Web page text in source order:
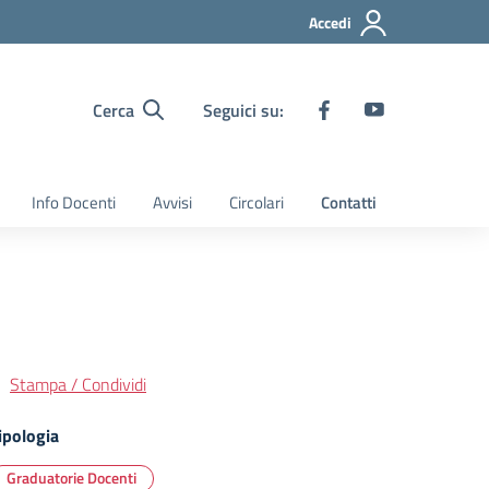
Accedi
Cerca Seguici su:
Info Docenti Avvisi Circolari Contatti
Stampa / Condividi
Graduatorie Docenti